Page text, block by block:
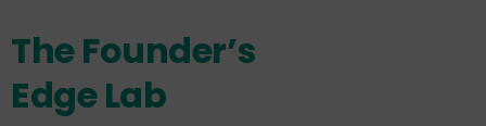
The Founder’s
Edge Lab